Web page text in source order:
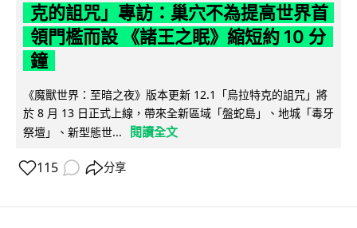
克的詛咒」專訪：巢穴不為提高世界首
領門檻而設 《諸王之眠》縮短約 10 分
鐘
《魔獸世界：至暗之夜》版本更新 12.1「烏拉特克的詛咒」將
於 8 月 13 日正式上線，帶來全新區域「盤蛇島」、地城「毒牙
祭壇」、新型態世...
閱讀全文
115 分享